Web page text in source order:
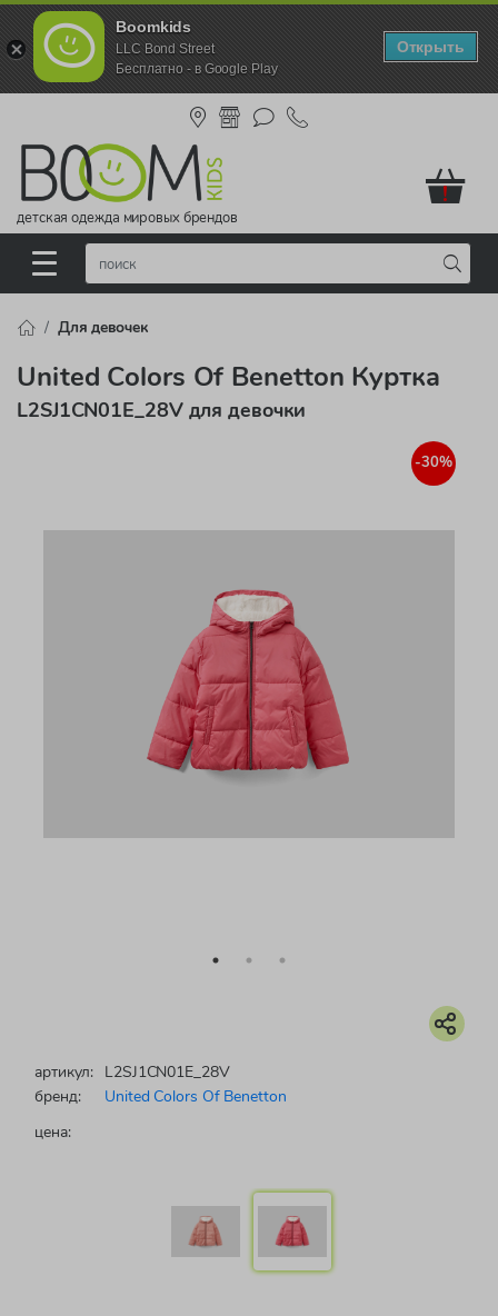
Boomkids
LLC Bond Street
Бесплатно - в Google Play
Открыть
детская одежда мировых брендов
!
Для девочек
United Colors Of Benetton Куртка
L2SJ1CN01E_28V для девочки
-30%
артикул: L2SJ1CN01E_28V
бренд:
United Colors Of Benetton
цена: